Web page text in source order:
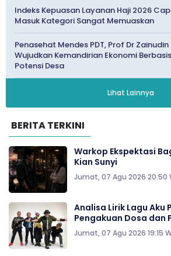
Indeks Kepuasan Layanan Haji 2026
Masuk Kategori Sangat Memuaskan
Penasehat Mendes PDT, Prof Dr
Wujudkan Kemandirian Ekonomi
Potensi Desa
Lihat Lainnya
BERITA TERKINI
Warkop Ekspektasi
Kian Sunyi
Jumat, 07 Agu 2026 20:50
Analisa Lirik Lagu Aku
Pengakuan Dosa dan
Jumat, 07 Agu 2026 19:15